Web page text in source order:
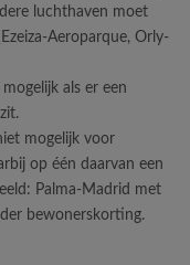
luchthaven moet
Aeroparque, Orly-
als er een
mogelijk voor
op één daarvan een
Palma-Madrid met
bewonerskorting.